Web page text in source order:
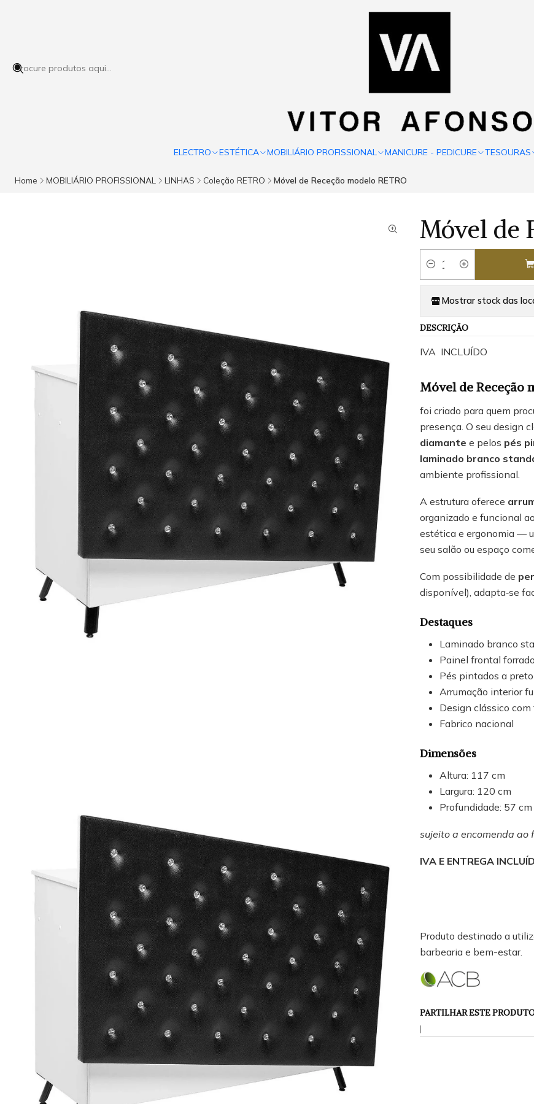
ELECTRO ESTÉTICA MOBILIÁRIO PROFISSIONAL MANICURE - PEDICURE TESOURAS
Home MOBILIÁRIO PROFISSIONAL LINHAS Coleção RETRO Móvel de Receção modelo RETRO
Móvel de
Quantity
Mostrar stock das
DESCRIÇÃO
IVA INCLUÍDO
Móvel de Receção
foi criado para quem
presença. O seu design
diamante e pelos pés
laminado branco
ambiente profissional.
A estrutura oferece
organizado e funcional
estética e ergonomia —
seu salão ou espaço
Com possibilidade de
disponível), adapta‑se
Destaques
Laminado branco
Painel frontal
Pés pintados a preto
Arrumação interior
Design clássico
Fabrico nacional
Dimensões
Altura: 117 cm
Largura: 120 cm
Profundidade: 57 cm
sujeito a encomenda ao
IVA E ENTREGA
Produto destinado a
barbearia e bem-estar.
PARTILHAR ESTE
|